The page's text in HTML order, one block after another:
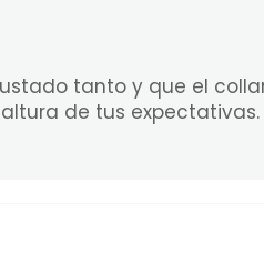
tanto y que el
de tus expectativas.